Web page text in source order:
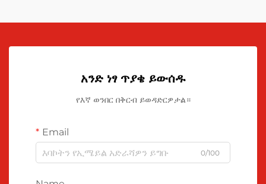
አንድ ነፃ ጥያቄ ይውሰዱ
የእኛ ወንበር በቅርብ ይወዳድርዎታል።
Email
0/100